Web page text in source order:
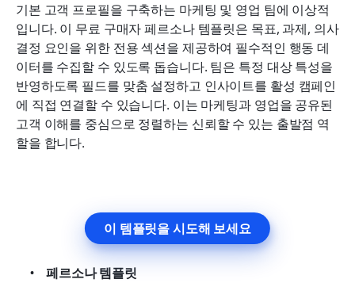
기본 고객 프로필을 구축하는 마케팅 및 영업 팀에 이상적
입니다. 이 무료 구매자 페르소나 템플릿은 목표, 과제, 의사
결정 요인을 위한 전용 섹션을 제공하여 필수적인 행동 데
이터를 수집할 수 있도록 돕습니다. 팀은 특정 대상 특성을
반영하도록 필드를 맞춤 설정하고 인사이트를 활성 캠페인
에 직접 연결할 수 있습니다. 이는 마케팅과 영업을 공유된
고객 이해를 중심으로 정렬하는 신뢰할 수 있는 출발점 역
할을 합니다.
이 템플릿을 시도해 보세요
페르소나 템플릿